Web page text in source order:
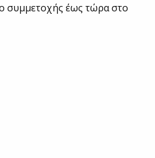
συμμετοχής έως τώρα στο